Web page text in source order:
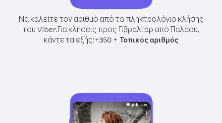
Να καλείτε τον αριθμό από το πληκτρολόγιο κλήσης
του Viber.Για κλήσεις προς Γιβραλτάρ από Παλάου,
κάντε τα εξής:+350 + Τοπικός αριθμός